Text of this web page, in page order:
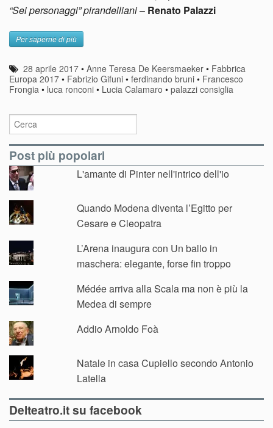
“Sei personaggi” pirandelliani– Renato Palazzi
Per saperne di più
28 aprile 2017 •Anne Teresa De Keersmaeker • Fabbrica
Europa 2017 • Fabrizio Gifuni • ferdinando bruni • Francesco
Frongia • luca ronconi • Lucia Calamaro • palazzi consiglia
Post più popolari
L'amante di Pinter nell'intrico dell'io
Quando Modena diventa l’Egitto per
Cesare e Cleopatra
L’Arena inaugura con Un ballo in
maschera: elegante, forse fin troppo
Médée arriva alla Scala ma non è più la
Medea di sempre
Addio Arnoldo Foà
Natale in casa Cupiello secondo Antonio
Latella
Delteatro.it su facebook